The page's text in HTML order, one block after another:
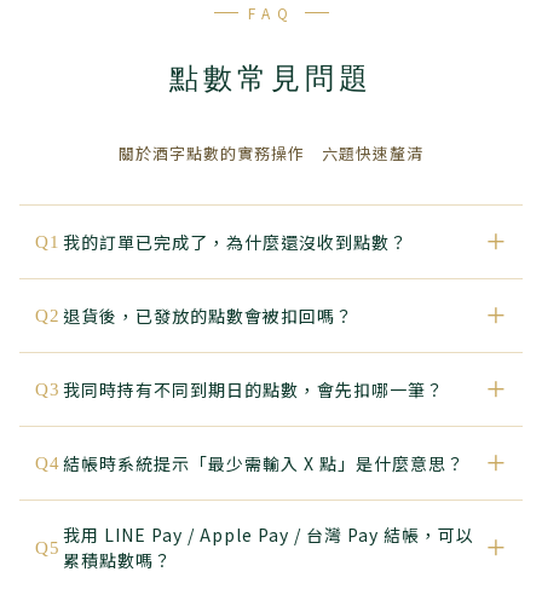
FAQ
點數常見問題
關於酒字點數的實務操作 六題快速釐清
Q1 我的訂單已完成了，為什麼還沒收到點數？ +
Q2 退貨後，已發放的點數會被扣回嗎？ +
Q3 我同時持有不同到期日的點數，會先扣哪一筆？ +
Q4結帳時系統提示「最少需輸入 X 點」是什麼意思？ +
Q5
我用 LINE Pay / Apple Pay / 台灣 Pay 結帳，可以
累積點數嗎？
+